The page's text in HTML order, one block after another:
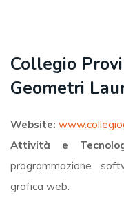
Collegio
Geometri
Website:
Attività e
programmazione
grafica web.